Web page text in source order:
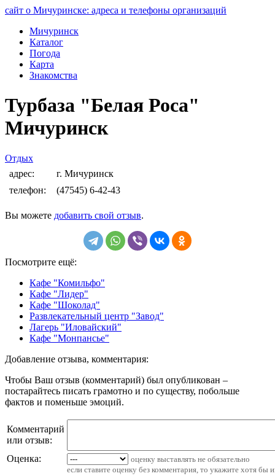
сайт о Мичуринске: адреса и телефоны организаций
Мичуринск
Каталог
Погода
Карта
Знакомства
Турбаза "Белая Роса"
Мичуринск
Отдых
адрес:
г. Мичуринск
телефон:
(47545) 6-42-43
Вы можете добавить свой отзыв.
Посмотрите ещё:
Кафе "Комильфо"
Кафе "Лидер"
Кафе "Шоколад"
Развлекательный центр "Завод"
Лагерь "Иловайский"
Кафе "Монпансье"
Добавление отзыва, комментария:
Чтобы Ваш отзыв (комментарий) был опубликован –
постарайтесь писать грамотно и по существу, побольше
фактов и поменьше эмоций.
Комментарий
или отзыв:
Оценка:
оценку выставлять не обязательно
если ставите оценку без комментария, то укажите хотя бы